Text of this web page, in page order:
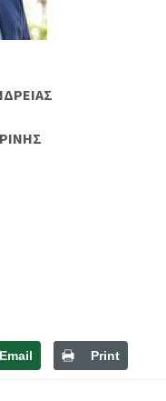
Email Print